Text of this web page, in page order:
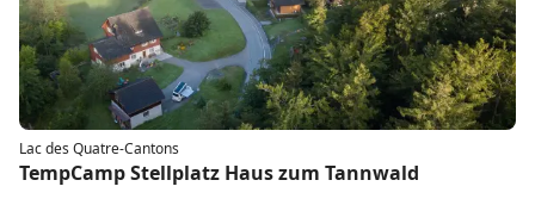
Lac des Quatre-Cantons
TempCamp Stellplatz Haus zum Tannwald